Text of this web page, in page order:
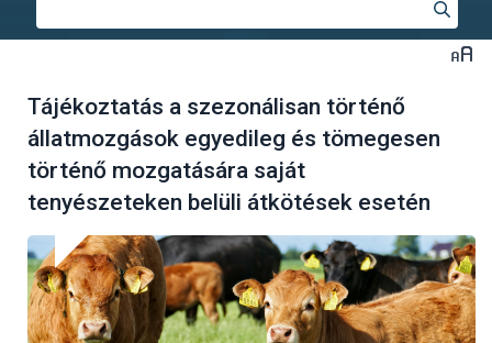
Tájékoztatás a szezonálisan történő
állatmozgások egyedileg és tömegesen
történő mozgatására saját
tenyészeteken belüli átkötések esetén